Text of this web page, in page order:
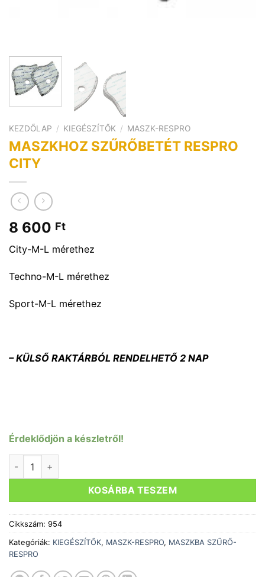
KEZDŐLAP / KIEGÉSZÍTŐK / MASZK-RESPRO
MASZKHOZ SZŰRŐBETÉT RESPRO
CITY
8 600 Ft
City-M-L mérethez
Techno-M-L mérethez
Sport-M-L mérethez
– KÜLSŐ RAKTÁRBÓL RENDELHETŐ 2 NAP
Érdeklődjön a készletről!
KOSÁRBA TESZEM
Cikkszám: 954
Kategóriák: KIEGÉSZÍTŐK, MASZK-RESPRO, MASZKBA SZŰRŐ-
RESPRO